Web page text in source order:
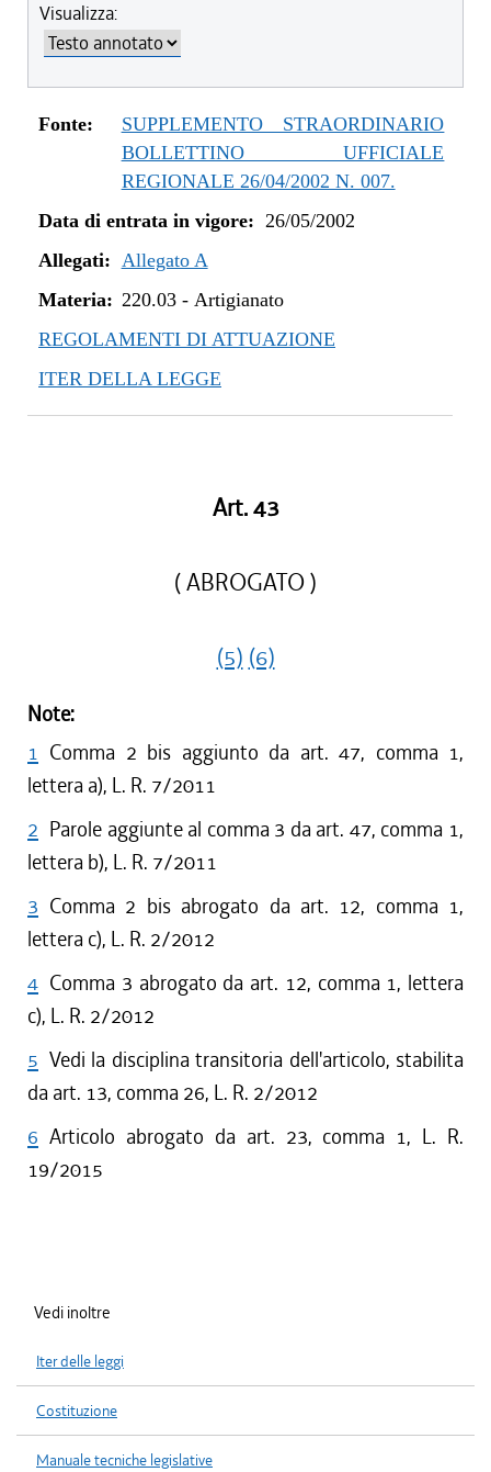
Visualizza:
Fonte:
SUPPLEMENTO STRAORDINARIO
BOLLETTINO UFFICIALE
REGIONALE 26/04/2002 N. 007.
Data di entrata in vigore: 26/05/2002
Allegati: Allegato A
Materia: 220.03- Artigianato
REGOLAMENTI DI ATTUAZIONE
ITER DELLA LEGGE
Art. 43
( ABROGATO )
(5) (6)
Note:
1 Comma 2 bis aggiunto da art. 47, comma 1,
lettera a), L. R. 7/2011
2 Parole aggiunte al comma 3 da art. 47, comma 1,
lettera b), L. R. 7/2011
3 Comma 2 bis abrogato da art. 12, comma 1,
lettera c), L. R. 2/2012
4 Comma 3 abrogato da art. 12, comma 1, lettera
c), L. R. 2/2012
5 Vedi la disciplina transitoria dell'articolo, stabilita
da art. 13, comma 26, L. R. 2/2012
6 Articolo abrogato da art. 23, comma 1, L. R.
19/2015
Vedi inoltre
Iter delle leggi
Costituzione
Manuale tecniche legislative